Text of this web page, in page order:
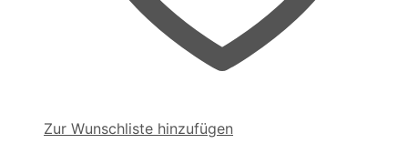
Zur Wunschliste hinzufügen